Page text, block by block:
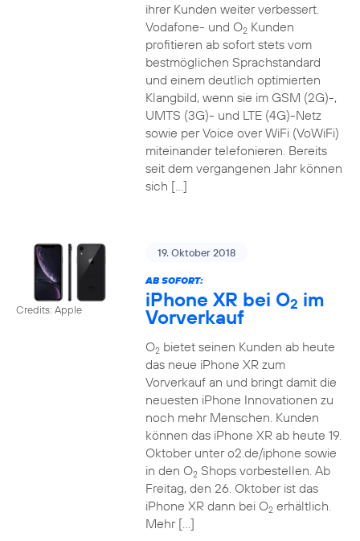
ihrer Kunden weiter verbessert.
Vodafone- und O2Kunden
profitieren ab sofort stets vom
bestmöglichen Sprachstandard
und einem deutlich optimierten
Klangbild, wenn sie im GSM (2G)-,
UMTS (3G)- und LTE (4G)-Netz
sowie per Voice over WiFi (VoWiFi)
miteinander telefonieren. Bereits
seit dem vergangenen Jahr können
sich […]
Credits: Apple
19. Oktober 2018
AB SOFORT:
iPhone XR bei O2 im
Vorverkauf
O2bietet seinen Kunden ab heute
das neue iPhone XR zum
Vorverkauf an und bringt damit die
neuesten iPhone Innovationen zu
noch mehr Menschen. Kunden
können das iPhone XR ab heute 19.
Oktober unter o2.de/iphone sowie
in den O2Shops vorbestellen. Ab
Freitag, den 26. Oktober ist das
iPhone XR dann bei O2erhältlich.
Mehr […]